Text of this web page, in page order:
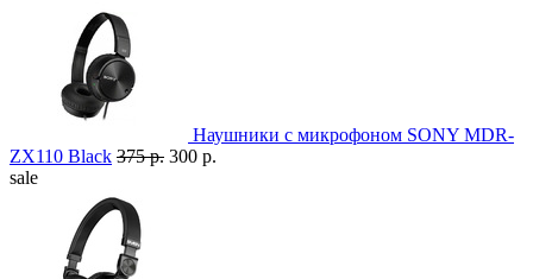
Наушники с микрофоном SONY MDR-
ZX110 Black 375 р. 300 р.
sale